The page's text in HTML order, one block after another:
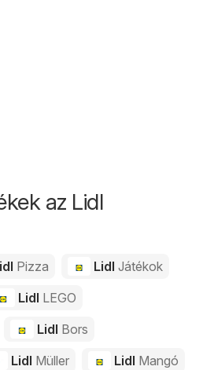
az Lidl
Pizza LidlJátékok
Lidl LEGO
Lidl Bors
Lidl Müller Lidl Mangó